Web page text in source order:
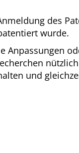
des
wurde.
Anpassungen
und